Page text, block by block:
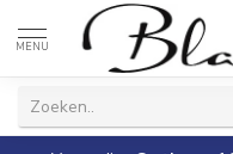
MENU